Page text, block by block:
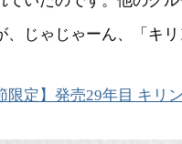
、じゃじゃーん、「キリ
限定】発売29年目 キリ